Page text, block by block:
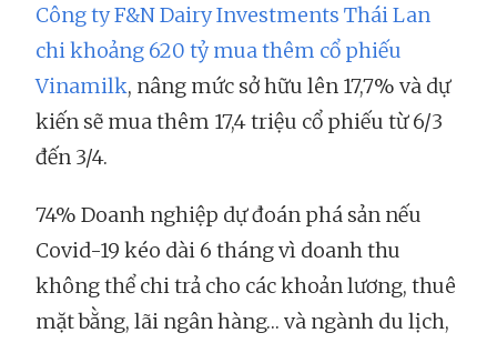
Công ty F&N Dairy Investments Thái Lan
chi khoảng 620 tỷ mua thêm cổ phiếu
Vinamilk, nâng mức sở hữu lên 17,7% và dự
kiến sẽ mua thêm 17,4 triệu cổ phiếu từ 6/3
đến 3/4.
74% Doanh nghiệp dự đoán phá sản nếu
Covid-19 kéo dài 6 tháng vì doanh thu
không thể chi trả cho các khoản lương, thuê
mặt bằng, lãi ngân hàng… và ngành du lịch,